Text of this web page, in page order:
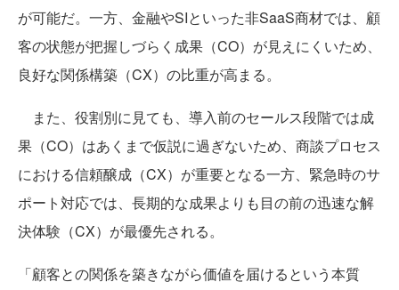
が可能だ。一方、金融やSIといった非SaaS商材では、顧
客の状態が把握しづらく成果（CO）が見えにくいため、
良好な関係構築（CX）の比重が高まる。
また、役割別に見ても、導入前のセールス段階では成
果（CO）はあくまで仮説に過ぎないため、商談プロセス
における信頼醸成（CX）が重要となる一方、緊急時のサ
ポート対応では、長期的な成果よりも目の前の迅速な解
決体験（CX）が最優先される。
「顧客との関係を築きながら価値を届けるという本質